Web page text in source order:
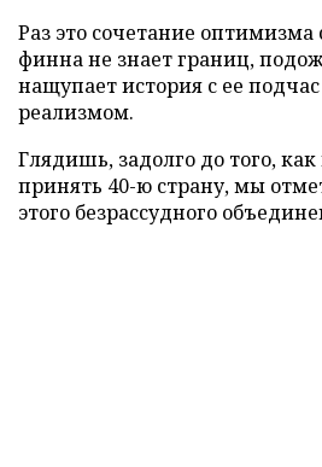
Раз это сочетание оптимизма
финна не знает границ,
нащупает история с ее
реализмом.
Глядишь, задолго до того,
принять 40-ю страну, мы
этого безрассудного